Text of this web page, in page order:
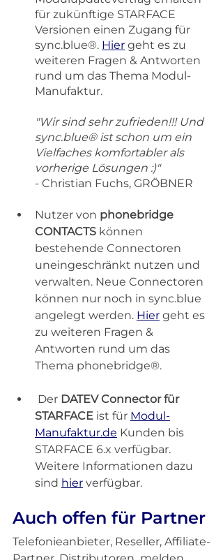
für zukünftige STARFACE
Versionen einen Zugang für
sync.blue®. Hier geht es zu
weiteren Fragen & Antworten
rund um das Thema Modul-
Manufaktur.
"Wir sind sehr zufrieden!!! Und
sync.blue® ist schon um ein
Vielfaches komfortabler als
vorherige Lösungen :)"
- Christian Fuchs, GRÖBNER
Nutzer von phonebridge
CONTACTS können
bestehende Connectoren
uneingeschränkt nutzen und
verwalten. Neue Connectoren
können nur noch in sync.blue
angelegt werden. Hier geht es
zu weiteren Fragen &
Antworten rund um das
Thema phonebridge®.
Der DATEV Connector für
STARFACE ist für Modul-
Manufaktur.de Kunden bis
STARFACE 6.x verfügbar.
Weitere Informationen dazu
sind hier verfügbar.
Auch offen für Partner
Telefonieanbieter, Reseller, Affiliate-